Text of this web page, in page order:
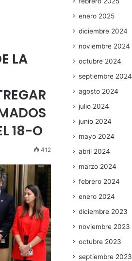
LA
18-O
412
enero 2025
diciembre 2024
noviembre 2024
octubre 2024
septiembre 2024
agosto 2024
julio 2024
junio 2024
mayo 2024
abril 2024
marzo 2024
febrero 2024
enero 2024
diciembre 2023
noviembre 2023
octubre 2023
septiembre 2023